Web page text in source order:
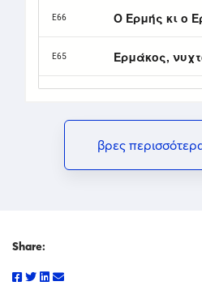
βρες
Share: